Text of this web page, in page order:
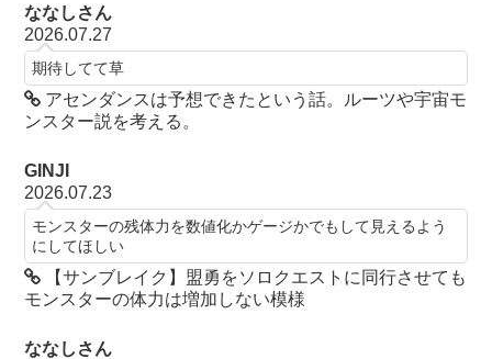
ななしさん
2026.07.27
期待してて草
アセンダンスは予想できたという話。ルーツや宇宙モ
ンスター説を考える。
GINJI
2026.07.23
モンスターの残体力を数値化かゲージかでもして見えるよう
にしてほしい
【サンブレイク】盟勇をソロクエストに同行させても
モンスターの体力は増加しない模様
ななしさん